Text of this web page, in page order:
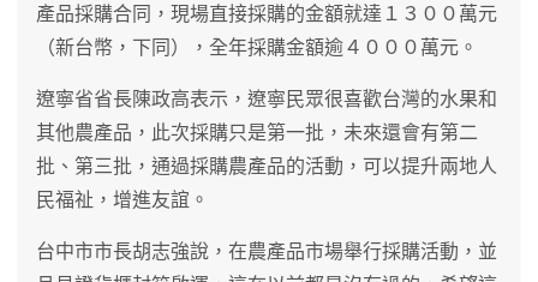
產品採購合同，現場直接採購的金額就達１３００萬元
（新台幣，下同），全年採購金額逾４０００萬元。
遼寧省省長陳政高表示，遼寧民眾很喜歡台灣的水果和
其他農產品，此次採購只是第一批，未來還會有第二
批、第三批，通過採購農產品的活動，可以提升兩地人
民福祉，增進友誼。
台中市市長胡志強說，在農產品市場舉行採購活動，並